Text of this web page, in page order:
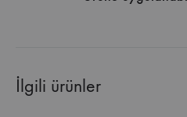
İlgili ürünler